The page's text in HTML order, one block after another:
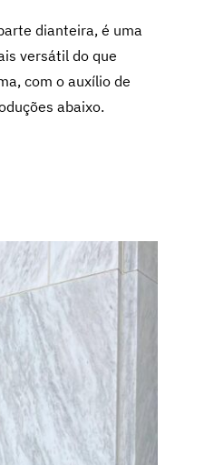
dianteira, é uma
versátil do que
com o auxílio de
abaixo.